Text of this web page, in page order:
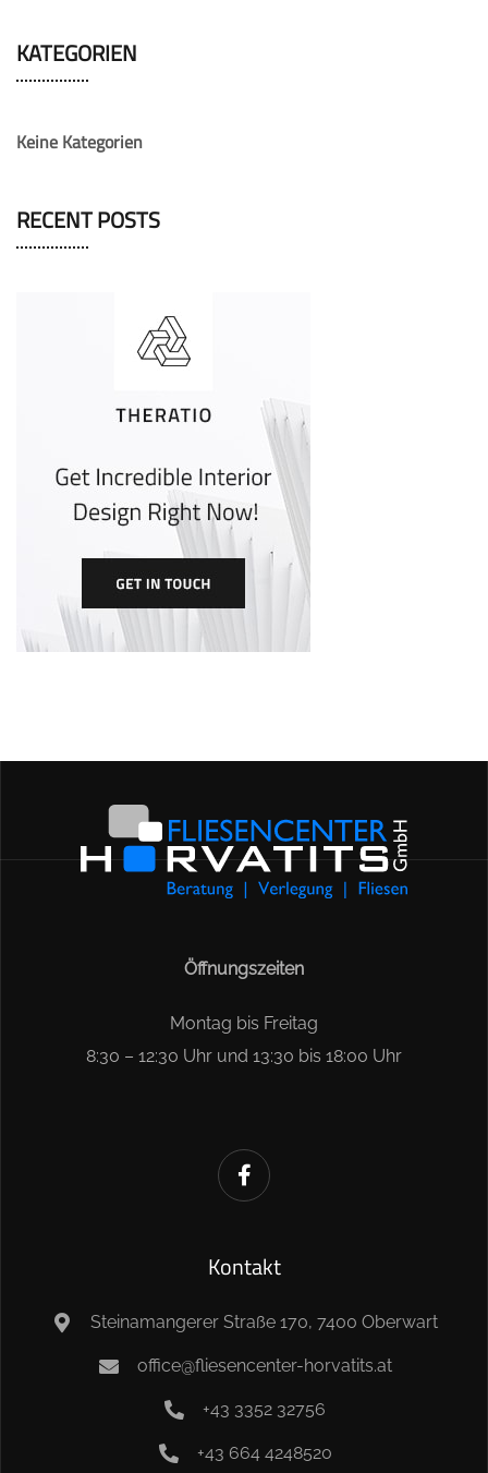
KATEGORIEN
Keine Kategorien
RECENT POSTS
Öffnungszeiten
Montag bis Freitag
8:30 – 12:30 Uhr und 13:30 bis 18:00 Uhr
Kontakt
Steinamangerer Straße 170, 7400 Oberwart
office@fliesencenter-horvatits.at
+43 3352 32756
+43 664 4248520